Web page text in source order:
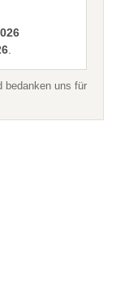
bedanken uns für